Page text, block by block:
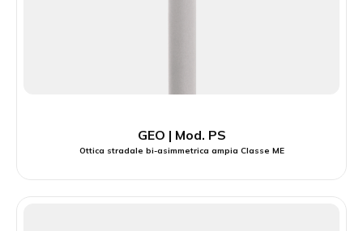
GEO | Mod. PS
Ottica stradale bi-asimmetrica ampia Classe ME